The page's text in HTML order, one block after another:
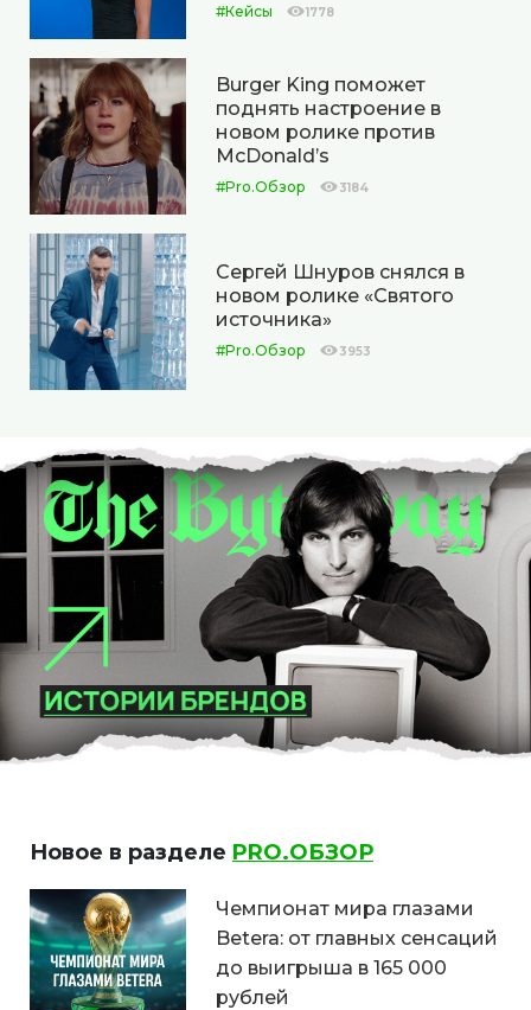
#Кейсы 1778
Burger King поможет
поднять настроение в
новом ролике против
McDonald’s
#Pro.Обзор 3184
Сергей Шнуров снялся в
новом ролике «Святого
источника»
#Pro.Обзор 3953
Новое в разделе PRO.ОБЗОР
Чемпионат мира глазами
Betera: от главных сенсаций
до выигрыша в 165 000
рублей